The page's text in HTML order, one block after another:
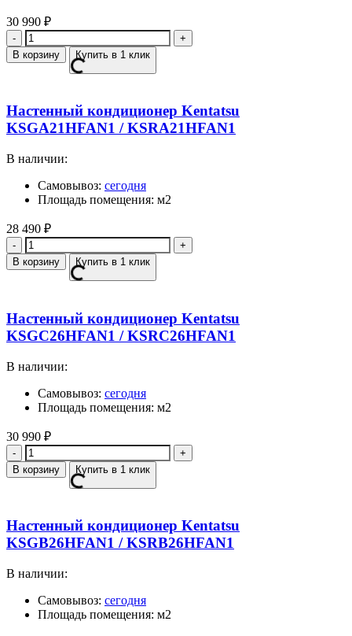
30 990 ₽
Количество
В корзину Купить в 1 клик
Настенный кондиционер Kentatsu
KSGA21HFAN1 / KSRA21HFAN1
В наличии:
Самовывоз: сегодня
Площадь помещения: м2
28 490 ₽
Количество
В корзину Купить в 1 клик
Настенный кондиционер Kentatsu
KSGC26HFAN1 / KSRC26HFAN1
В наличии:
Самовывоз: сегодня
Площадь помещения: м2
30 990 ₽
Количество
В корзину Купить в 1 клик
Настенный кондиционер Kentatsu
KSGB26HFAN1 / KSRB26HFAN1
В наличии:
Самовывоз: сегодня
Площадь помещения: м2